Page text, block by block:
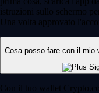
istruzioni sullo schermo
Una volta approvato
Cosa posso fare con il mio
Con il tuo wallet